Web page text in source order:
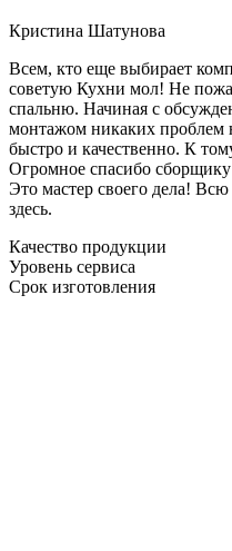
Кристина Шатунова
Всем, кто еще выбирает
советую Кухни мол! Не
спальню. Начиная с
монтажом никаких проблем
быстро и качественно. К
Огромное спасибо сборщику
Это мастер своего дела! Всю
здесь.
Качество продукции
Уровень сервиса
Срок изготовления